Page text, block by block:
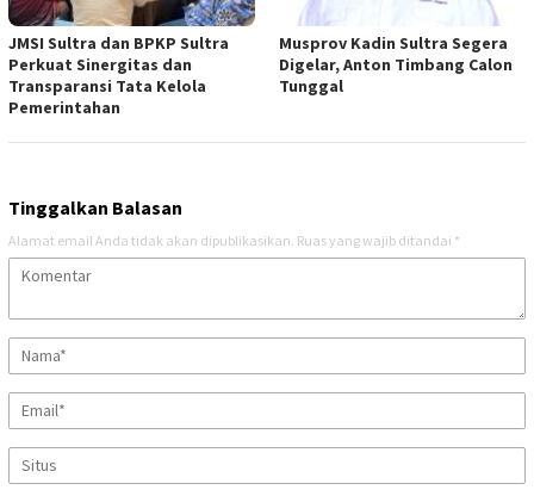
JMSI Sultra dan BPKP Sultra
Perkuat Sinergitas dan
Transparansi Tata Kelola
Pemerintahan
Musprov Kadin Sultra Segera
Digelar, Anton Timbang Calon
Tunggal
Tinggalkan Balasan
Alamat email Anda tidak akan dipublikasikan. Ruas yang wajib ditandai *